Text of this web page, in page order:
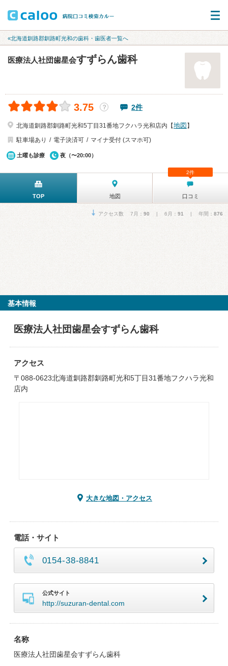
«北海道釧路郡釧路町光和の歯科・歯医者一覧へ
医療法人社団歯星会すずらん歯科
3.75 ？ 2件
北海道釧路郡釧路町光和5丁目31番地フクハラ光和店内【地図 】
駐車場あり
電子決済可 マイナ受付 (スマホ可)
土曜も診療 夜（〜20:00）
TOP 地図 口コミ
2件
アクセス数 7月： 90 | 6月： 91 | 年間： 876
基本情報
医療法人社団歯星会すずらん歯科
アクセス
〒088-0623北海道釧路郡釧路町光和5丁目31番地フクハラ光和
店内
大きな地図・アクセス
電話・サイト
0154-38-8841
公式サイト
http://suzuran-dental.com
名称
医療法人社団歯星会すずらん歯科